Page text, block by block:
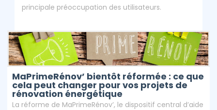
principale préoccupation des utilisateurs.
MaPrimeRénov’ bientôt réformée : ce que
cela peut changer pour vos projets de
rénovation énergétique
La réforme de MaPrimeRénov’, le dispositif central d’aide